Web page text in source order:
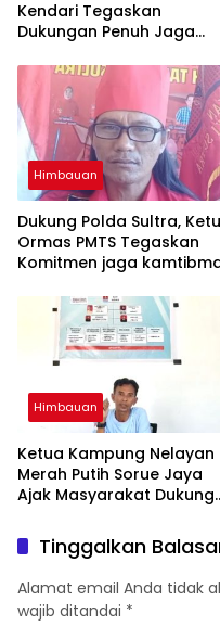
Kendari Tegaskan
Dukungan Penuh Jaga
Keselamatan Berlalu
Himbauan
Dukung Polda Sultra,
Ormas PMTS Tegaskan
Komitmen jaga
Himbauan
Ketua Kampung Nelayan
Merah Putih Sorue Jaya
Ajak Masyarakat Dukung
Jaga Kelestarian Laut
Tinggalkan
Alamat email Anda tidak
wajib ditandai *